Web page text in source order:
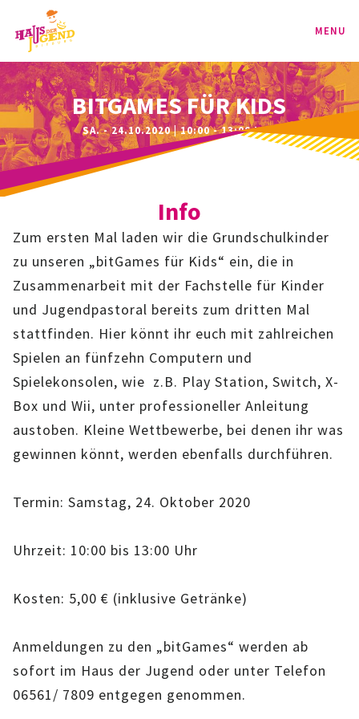
MENU
PROGRAMM
KINDER
JUGEND
BAG
BAG-CLASSIC
IMAG
ROLLENSPIEL-AG
GANZTAGSSCHULE
KURSE
EINRICHTUNG
TEAM
BITGAMES FÜR KIDS
SA. - 24.10.2020 | 10:00 - 13:00 UHR
Info
Zum ersten Mal laden wir die Grundschulkinder
zu unseren „bitGames für Kids“ ein, die in
Zusammenarbeit mit der Fachstelle für Kinder
und Jugendpastoral bereits zum dritten Mal
stattfinden. Hier könnt ihr euch mit zahlreichen
Spielen an fünfzehn Computern und
Spielekonsolen, wie z.B. Play Station, Switch, X-
Box und Wii, unter professioneller Anleitung
austoben. Kleine Wettbewerbe, bei denen ihr was
gewinnen könnt, werden ebenfalls durchführen.
Termin: Samstag, 24. Oktober 2020
Uhrzeit: 10:00 bis 13:00 Uhr
Kosten: 5,00 € (inklusive Getränke)
Anmeldungen zu den „bitGames“ werden ab
sofort im Haus der Jugend oder unter Telefon
06561/ 7809 entgegen genommen.